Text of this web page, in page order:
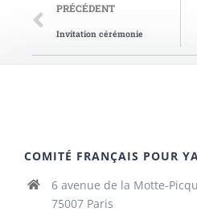
PRÉCÉDENT
Invitation cérémonie
COMITÉ FRANÇAIS POUR
6 avenue de la Motte-
75007 Paris